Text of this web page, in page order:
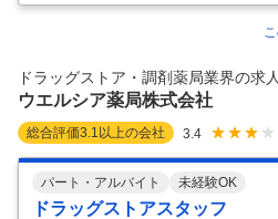
アアップについて】 ◆1年目～20年目ま
り！ ◆職能別研修では新卒1年目～5年
長、バイヤーと各階層ごとの研修を実
種講座をe-Learningで学べる ◆研修認定
ドラッグストア・調剤薬局業界の求人
ウエルシア薬局株式会社
総合評価3.1 以上の会社 3.4
パート・アルバイト 未経験OK
ドラッグストアスタッフ